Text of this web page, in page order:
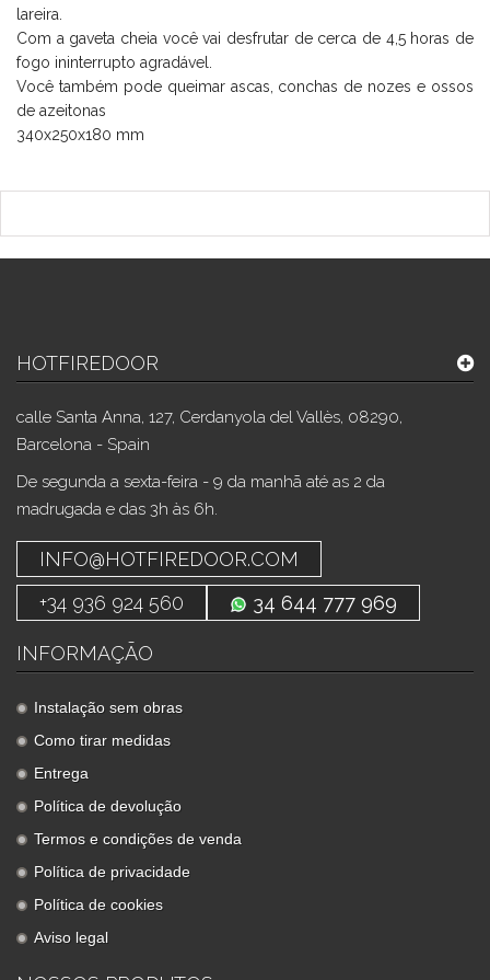
lareira.
Com a gaveta cheia você vai desfrutar de cerca de 4,5 horas de
fogo ininterrupto agradável.
Você também pode queimar ascas, conchas de nozes e ossos
de azeitonas
340x250x180 mm
HOTFIREDOOR
calle Santa Anna, 127, Cerdanyola del Vallès, 08290,
Barcelona - Spain
De segunda a sexta-feira - 9 da manhã até as 2 da
madrugada e das 3h às 6h.
INFO@HOTFIREDOOR.COM
+34 936 924 560
34 644 777 969
INFORMAÇÃO
Instalação sem obras
Como tirar medidas
Entrega
Política de devolução
Termos e condições de venda
Política de privacidade
Política de cookies
Aviso legal